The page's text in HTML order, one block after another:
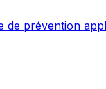
prévention